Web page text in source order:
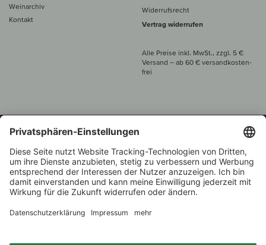
Weinarchiv
Kontakt
Widerrufsrecht
Vertrag widerrufen
Alle Preise inkl. MwSt., zzgl. 5 €
Versand – ab 60 € versand­kosten­
frei
Beratung unter
+49 421 696 797-0
1.000 Winzer –
Über 7.000 Weine
Weinhändler
des Jahres 2022